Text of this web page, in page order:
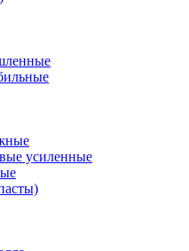
усиленные